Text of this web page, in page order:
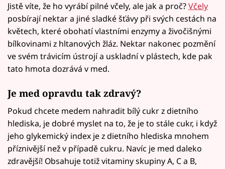
Jistě víte, že ho vyrábí pilné včely, ale jak a proč?Včely
posbírají nektar a jiné sladké šťávy při svých cestách na
květech, které obohatí vlastními enzymy a živočišnými
bílkovinami z hltanových žláz. Nektar nakonec pozmění
ve svém trávicím ústrojí a uskladní v plástech, kde pak
tato hmota dozrává v med.
Je med opravdu tak zdravý?
Pokud chcete medem nahradit bílý cukr z dietního
hlediska, je dobré myslet na to, že je to stále cukr, i když
jeho glykemický index je z dietního hlediska mnohem
příznivější než v případě cukru. Navíc je med daleko
zdravější! Obsahuje totiž vitaminy skupiny A, C a B,